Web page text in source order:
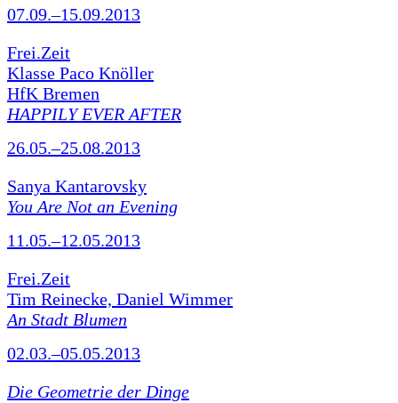
07.09.–15.09.2013
Frei.Zeit
Klasse Paco Knöller
HfK Bremen
HAPPILY EVER AFTER
26.05.–25.08.2013
Sanya Kantarovsky
You Are Not an Evening
11.05.–12.05.2013
Frei.Zeit
Tim Reinecke, Daniel Wimmer
An Stadt Blumen
02.03.–05.05.2013
Die Geometrie der Dinge